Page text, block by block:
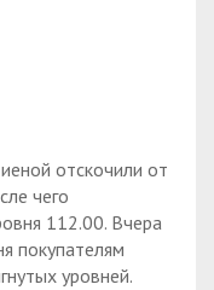
отскочили от
чего
112.00. Вчера
покупателям
уровней.